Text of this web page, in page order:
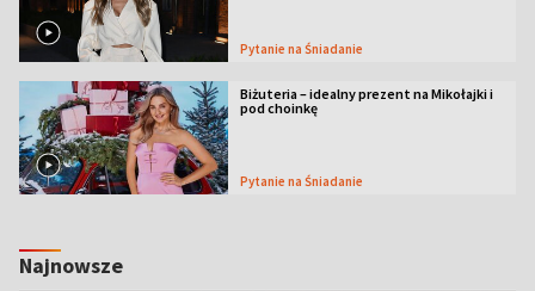
Pytanie na Śniadanie
Biżuteria – idealny prezent na Mikołajki i
pod choinkę
Pytanie na Śniadanie
Najnowsze